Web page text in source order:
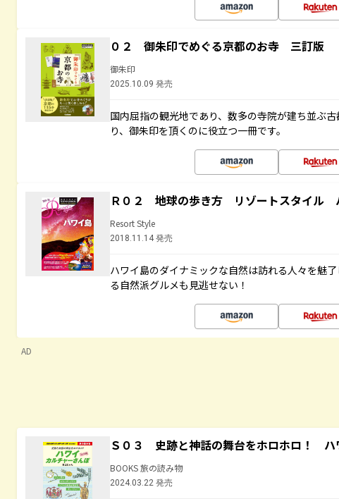
０２ 御朱印でめぐる京都のお寺 三訂版
御朱印
2025.10.09 発売
国内屈指の観光地であり、数多の寺院が建ち並ぶ
り、御朱印を頂くのに役立つ一冊です。
Ｒ０２ 地球の歩き方 リゾートスタイル
Resort Style
2018.11.14 発売
ハワイ島のダイナミックな自然は訪れる人々を魅
る自然派グルメも見逃せない！
AD
Ｓ０３ 史跡と神話の舞台をホロホロ！ ハ
BOOKS 旅の読み物
2024.03.22 発売